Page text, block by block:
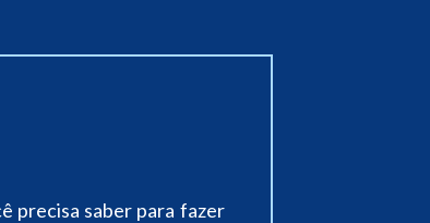
precisa saber para fazer